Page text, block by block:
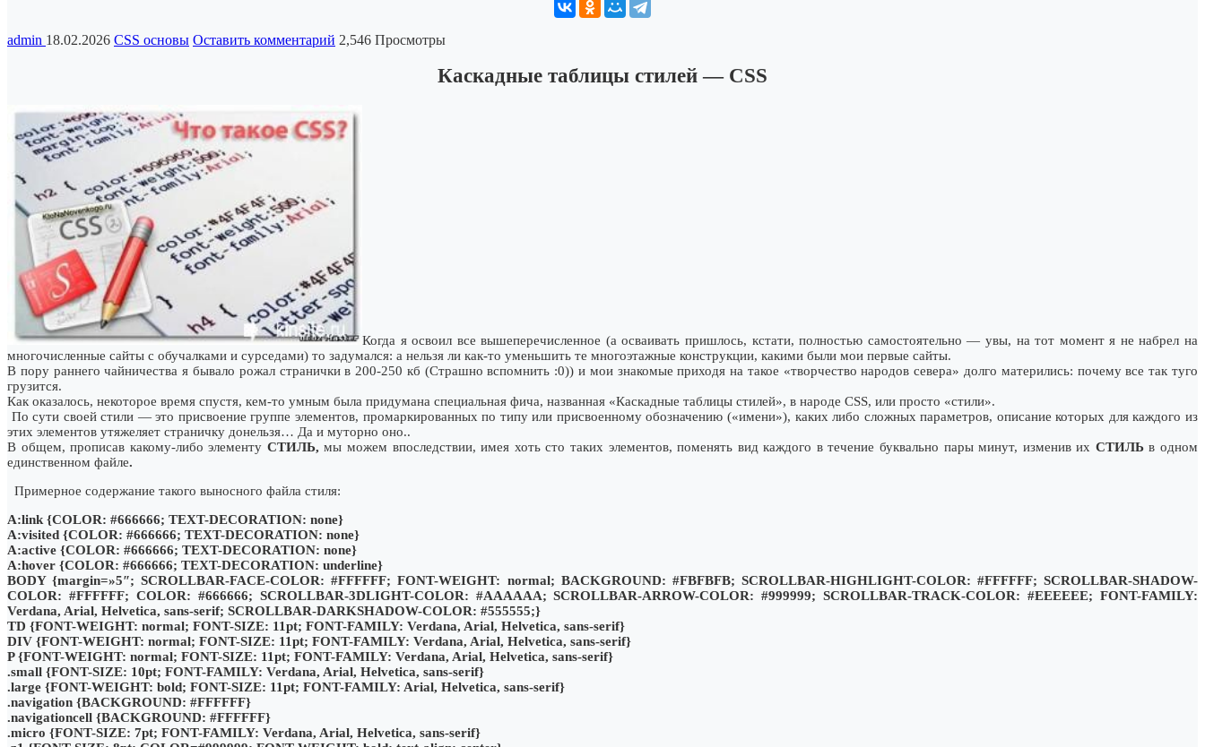
admin 18.02.2026 CSS основы Оставить комментарий 2,546 Просмотры
Каскадные таблицы стилей — CSS
Когда я освоил все вышеперечисленное (а осваивать пришлось, кстати, полностью самостоятельно — увы, на тот момент я не набрел на
многочисленные сайты с обучалками и сурседами) то задумался: а нельзя ли как-то уменьшить те многоэтажные конструкции, какими были мои первые сайты.
В пору раннего чайничества я бывало рожал странички в 200-250 кб (Страшно вспомнить :0)) и мои знакомые приходя на такое «творчество народов севера» долго матерились: почему все так туго
грузится.
Как оказалось, некоторое время спустя, кем-то умным была придумана специальная фича, названная «Каскадные таблицы стилей», в народе CSS, или просто «стили».
По сути своей стили — это присвоение группе элементов, промаркированных по типу или присвоенному обозначению («имени»), каких либо сложных параметров, описание которых для каждого из
этих элементов утяжеляет страничку донельзя… Да и муторно оно..
В общем, прописав какому-либо элементу СТИЛЬ,мы можем впоследствии, имея хоть сто таких элементов, поменять вид каждого в течение буквально пары минут, изменив их СТИЛЬв одном
единственном файле.
Примерное содержание такого выносного файла стиля:
A:link {COLOR: #666666; TEXT-DECORATION: none}
A:visited {COLOR: #666666; TEXT-DECORATION: none}
A:active {COLOR: #666666; TEXT-DECORATION: none}
A:hover {COLOR: #666666; TEXT-DECORATION: underline}
BODY {margin=»5″; SCROLLBAR-FACE-COLOR: #FFFFFF; FONT-WEIGHT: normal; BACKGROUND: #FBFBFB; SCROLLBAR-HIGHLIGHT-COLOR: #FFFFFF; SCROLLBAR-SHADOW-
COLOR: #FFFFFF; COLOR: #666666; SCROLLBAR-3DLIGHT-COLOR: #AAAAAA; SCROLLBAR-ARROW-COLOR: #999999; SCROLLBAR-TRACK-COLOR: #EEEEEE; FONT-FAMILY:
Verdana, Arial, Helvetica, sans-serif; SCROLLBAR-DARKSHADOW-COLOR: #555555;}
TD {FONT-WEIGHT: normal; FONT-SIZE: 11pt; FONT-FAMILY: Verdana, Arial, Helvetica, sans-serif}
DIV {FONT-WEIGHT: normal; FONT-SIZE: 11pt; FONT-FAMILY: Verdana, Arial, Helvetica, sans-serif}
P {FONT-WEIGHT: normal; FONT-SIZE: 11pt; FONT-FAMILY: Verdana, Arial, Helvetica, sans-serif}
.small {FONT-SIZE: 10pt; FONT-FAMILY: Verdana, Arial, Helvetica, sans-serif}
.large {FONT-WEIGHT: bold; FONT-SIZE: 11pt; FONT-FAMILY: Arial, Helvetica, sans-serif}
.navigation {BACKGROUND: #FFFFFF}
.navigationcell {BACKGROUND: #FFFFFF}
.micro {FONT-SIZE: 7pt; FONT-FAMILY: Verdana, Arial, Helvetica, sans-serif}